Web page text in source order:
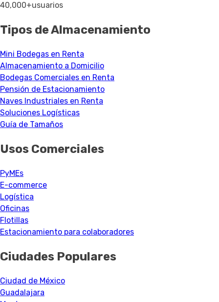
40,000+usuarios
Tipos de Almacenamiento
Mini Bodegas en Renta
Almacenamiento a Domicilio
Bodegas Comerciales en Renta
Pensión de Estacionamiento
Naves Industriales en Renta
Soluciones Logísticas
Guía de Tamaños
Usos Comerciales
PyMEs
E-commerce
Logística
Oficinas
Flotillas
Estacionamiento para colaboradores
Ciudades Populares
Ciudad de México
Guadalajara